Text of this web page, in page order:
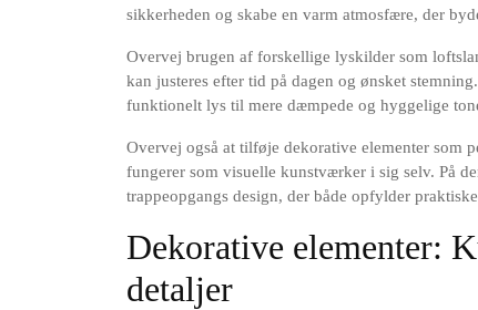
sikkerheden og skabe en varm atmosfære, der
Overvej brugen af forskellige lyskilder som
kan justeres efter tid på dagen og ønsket
funktionelt lys til mere dæmpede og hyggelige
Overvej også at tilføje dekorative elementer som
fungerer som visuelle kunstværker i sig selv. På
trappeopgangs design, der både opfylder
Dekorative elementer:
detaljer